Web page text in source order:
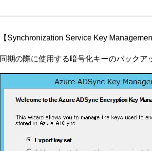
【Synchronization Service Key
同期の際に使用する暗号化キーのバックア